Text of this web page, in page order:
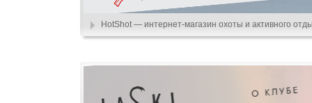
HotShot — интернет-магазин охоты и активного